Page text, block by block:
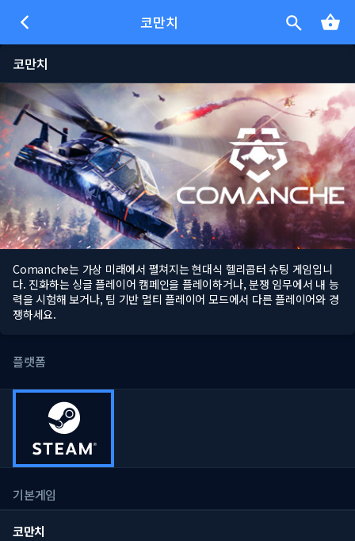
코만치
코만치
Comanche는 가상 미래에서 펼쳐지는 현대식 헬리콥터 슈팅 게임입니
다. 진화하는 싱글 플레이어 캠페인을 플레이하거나, 분쟁 임무에서 내 능
력을 시험해 보거나, 팀 기반 멀티 플레이어 모드에서 다른 플레이어와 경
쟁하세요.
플랫폼
기본게임
코만치